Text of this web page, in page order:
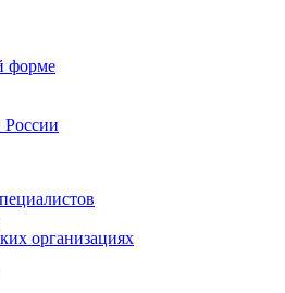
форме
России
организациях